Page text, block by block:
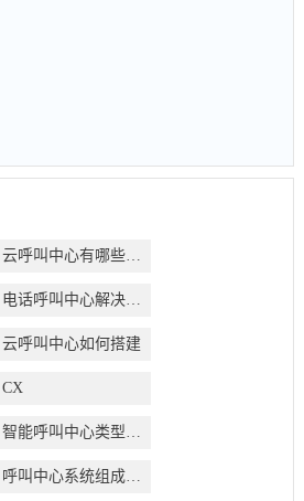
云呼叫中心有哪些好处
电话呼叫中心解决方案
云呼叫中心如何搭建
CX
智能呼叫中心类型有哪些
呼叫中心系统组成结构有哪些